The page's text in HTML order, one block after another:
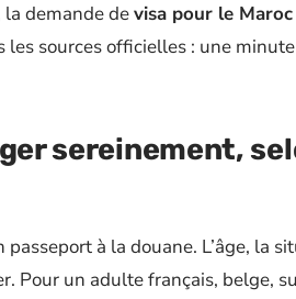
la demande devisa pour le Maroc
sources officielles : une
sereinement,
à la douane. L’âge, la
Pour un adulte français, belge,